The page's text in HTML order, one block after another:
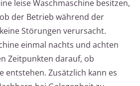
leise Waschmaschine besitzen,
der Betrieb während der
Störungen verursacht.
einmal nachts und achten
Zeitpunkten darauf, ob
entstehen. Zusätzlich kann es